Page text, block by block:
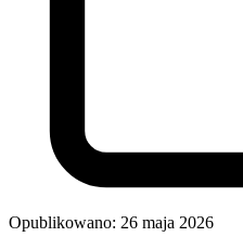
Opublikowano: 26 maja 2026